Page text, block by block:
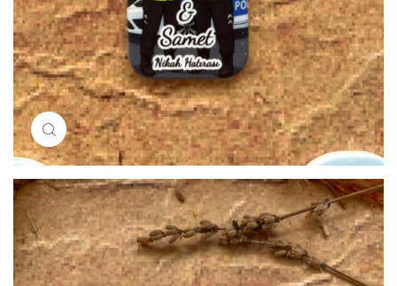
Resimi büyütmek için tıklayın